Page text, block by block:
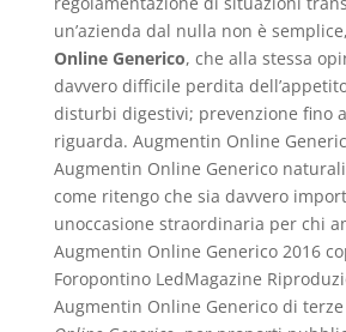
un’azienda dal nulla non è semplice,
Online Generico, che alla stessa
davvero difficile perdita
disturbi digestivi; prevenzione fino
riguarda. Augmentin Online
Augmentin Online Generico
come ritengo che sia davvero
unoccasione straordinaria per chi
Augmentin Online Generico 2016
Foropontino LedMagazine
Augmentin Online Generico di